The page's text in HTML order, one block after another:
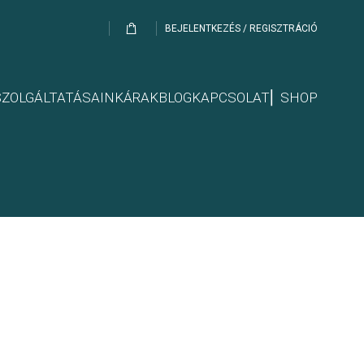
BEJELENTKEZÉS / REGISZTRÁCIÓ
ÁRAKBLOGKAPCSOLAT⎢ SHOP